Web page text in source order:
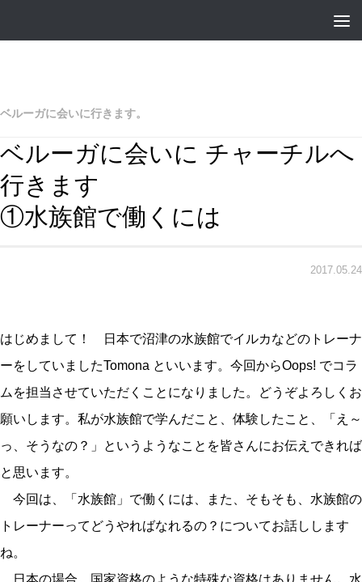
ベルーガに会いに行きます。
ベルーガに会いに チャーチルへ
行きます
①水族館で働くには
2017.05.24
はじめまして！ 日本で沼津の水族館でイルカなどのトレーナ
ーをしていましたTomona といいます。今回からOops! でコラ
ムを担当させていただくことになりました。どうぞよろしくお
願いします。私が水族館で学んだこと、体験したこと、「え～
っ、そうなの？」というようなことを皆さんにお伝えできれば
と思います。
今回は、「水族館」で働くには、また、そもそも、水族館の
トレーナーってどうやればなれるの？についてお話しします
ね。
日本の場合、国家資格のような特殊な資格はありません。水